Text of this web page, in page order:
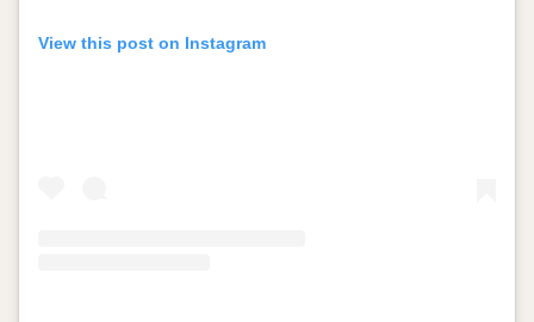
View this post on Instagram